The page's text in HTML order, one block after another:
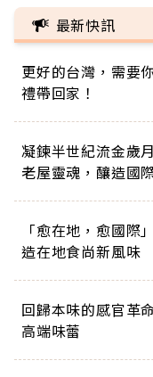
最新快訊
更好的台灣，需要
禮帶回家！
凝鍊半世紀流金歲
老屋靈魂，釀造國
「愈在地，愈國際
造在地食尚新風味
回歸本味的感官革
高端味蕾